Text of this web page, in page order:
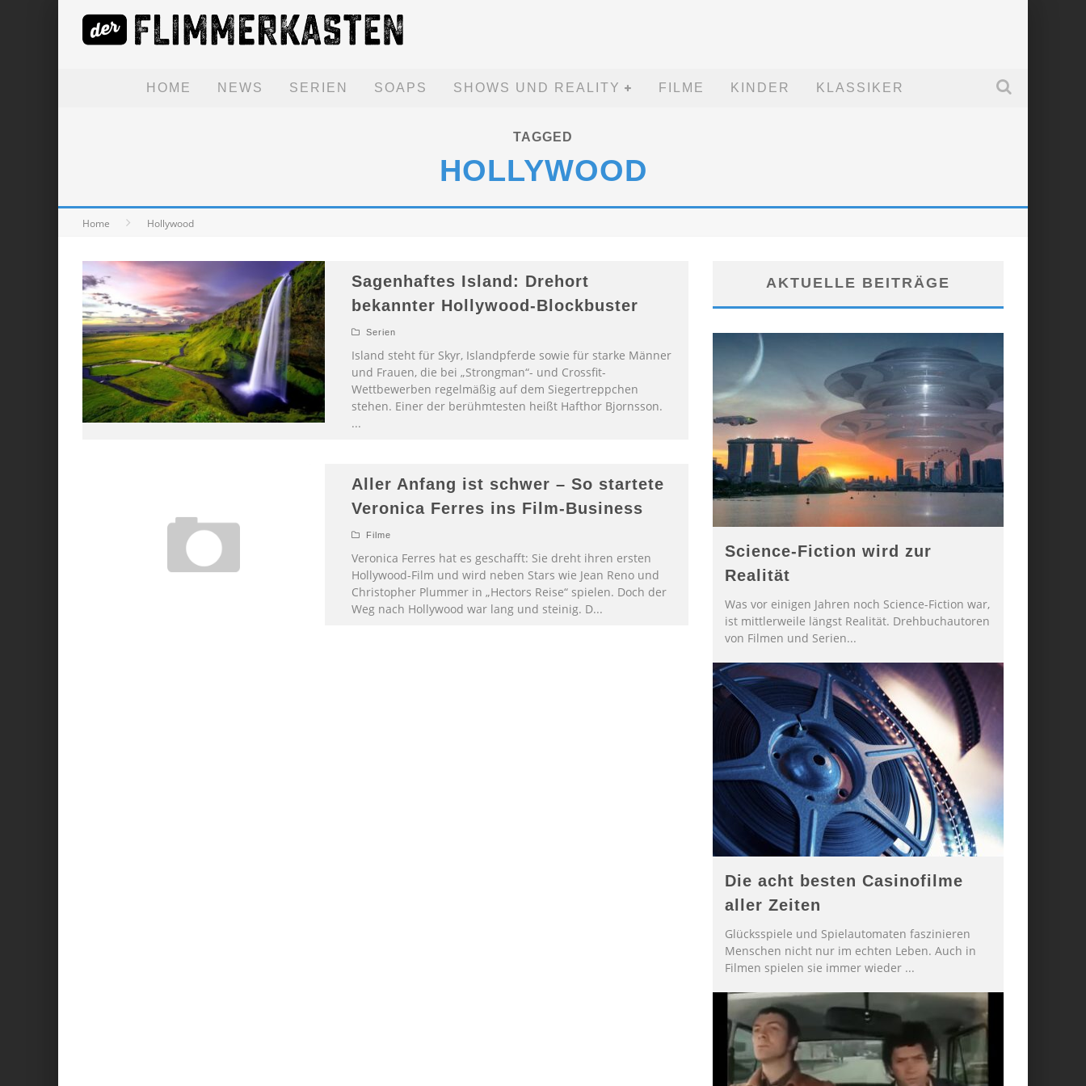
HOME NEWS SERIEN SOAPS SHOWS UND REALITY FILME KINDER KLASSIKER
TAGGED
HOLLYWOOD
Home Hollywood
Sagenhaftes Island: Drehort
bekannter Hollywood-Blockbuster
Serien
Island steht für Skyr, Islandpferde sowie für starke Männer
und Frauen, die bei „Strongman“- und Crossfit-
Wettbewerben regelmäßig auf dem Siegertreppchen
stehen. Einer der berühmtesten heißt Hafthor Bjornsson.
...
Aller Anfang ist schwer – So startete
Veronica Ferres ins Film-Business
Filme
Veronica Ferres hat es geschafft: Sie dreht ihren ersten
Hollywood-Film und wird neben Stars wie Jean Reno und
Christopher Plummer in „Hectors Reise“ spielen. Doch der
Weg nach Hollywood war lang und steinig. D...
AKTUELLE BEITRÄGE
Science-Fiction wird zur
Realität
Was vor einigen Jahren noch Science-Fiction war,
ist mittlerweile längst Realität. Drehbuchautoren
von Filmen und Serien...
Die acht besten Casinofilme
aller Zeiten
Glücksspiele und Spielautomaten faszinieren
Menschen nicht nur im echten Leben. Auch in
Filmen spielen sie immer wieder ...